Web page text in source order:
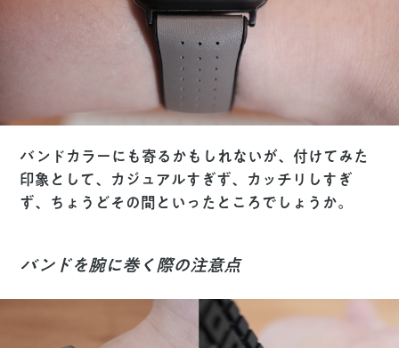
バンドカラーにも寄るかもしれないが、付けてみた
印象として、カジュアルすぎず、カッチリしすぎ
ず、ちょうどその間といったところでしょうか。
バンドを腕に巻く際の注意点